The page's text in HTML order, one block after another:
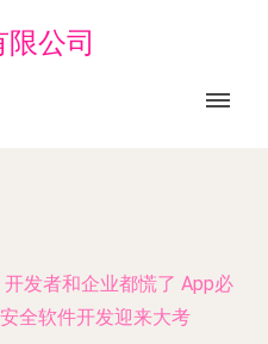
限公司
开发者和企业都慌了 App必
全软件开发迎来大考